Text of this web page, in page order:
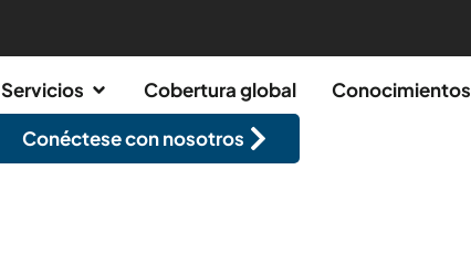
Servicios Cobertura global Conocimientos
Conéctese con nosotros